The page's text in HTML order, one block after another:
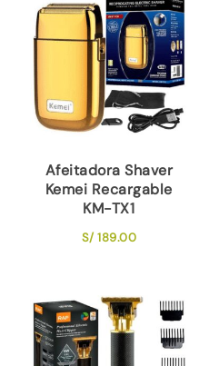
Afeitadora Shaver
Kemei Recargable
KM-TX1
S/189.00